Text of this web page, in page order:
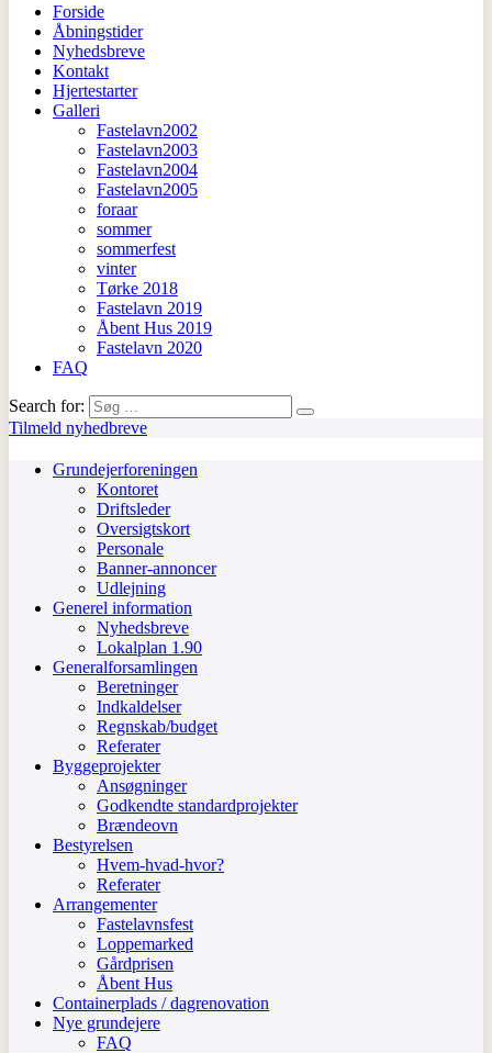
Forside
Åbningstider
Nyhedsbreve
Kontakt
Hjertestarter
Galleri
Fastelavn2002
Fastelavn2003
Fastelavn2004
Fastelavn2005
foraar
sommer
sommerfest
vinter
Tørke 2018
Fastelavn 2019
Åbent Hus 2019
Fastelavn 2020
FAQ
Search for:
Tilmeld nyhedbreve
Grundejerforeningen
Kontoret
Driftsleder
Oversigtskort
Personale
Banner-annoncer
Udlejning
Generel information
Nyhedsbreve
Lokalplan 1.90
Generalforsamlingen
Beretninger
Indkaldelser
Regnskab/budget
Referater
Byggeprojekter
Ansøgninger
Godkendte standardprojekter
Brændeovn
Bestyrelsen
Hvem-hvad-hvor?
Referater
Arrangementer
Fastelavnsfest
Loppemarked
Gårdprisen
Åbent Hus
Containerplads / dagrenovation
Nye grundejere
FAQ